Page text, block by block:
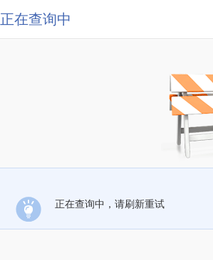
正在查询中
正在查询中，请刷新重试